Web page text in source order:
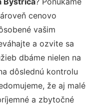
cenovo
vašim
a ozvite sa
dbáme nielen na
dôslednú kontrolu
že aj malé
a zbytočné